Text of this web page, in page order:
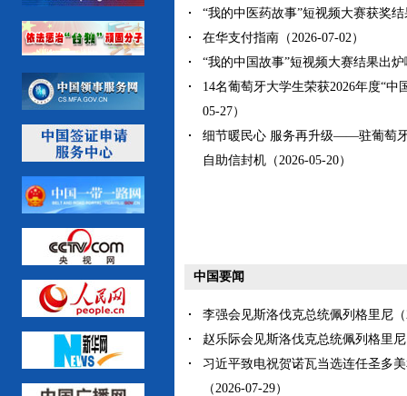
“我的中医药故事”短视频大赛获奖
在华支付指南（2026-07-02）
“我的中国故事”短视频大赛结果出炉
14名葡萄牙大学生荣获2026年度“中
05-27）
细节暖民心 服务再升级——驻葡萄
自助信封机（2026-05-20）
中国要闻
李强会见斯洛伐克总统佩列格里尼（
赵乐际会见斯洛伐克总统佩列格里尼
习近平致电祝贺诺瓦当选连任圣多
（2026-07-29）